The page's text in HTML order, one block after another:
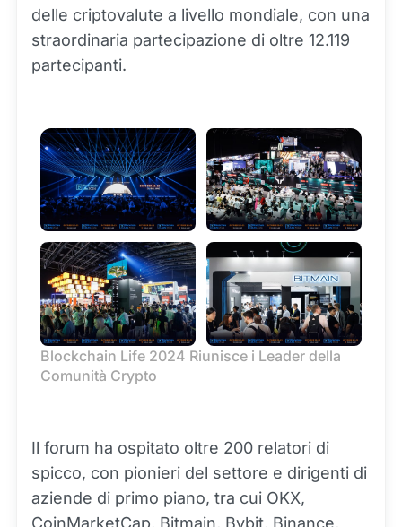
delle criptovalute a livello mondiale, con una
straordinaria partecipazione di oltre 12.119
partecipanti.
Blockchain Life 2024 Riunisce i Leader della
Comunità Crypto
Il forum ha ospitato oltre 200 relatori di
spicco, con pionieri del settore e dirigenti di
aziende di primo piano, tra cui OKX,
CoinMarketCap, Bitmain, Bybit, Binance,